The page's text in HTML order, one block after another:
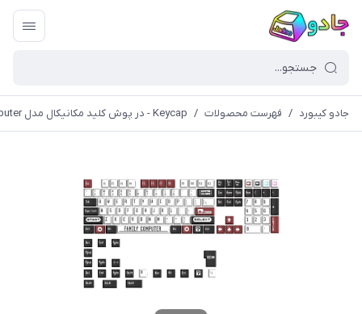
جادو کیبورد / فهرست محصولات / Keycap - در پوش کلید مکانیکال مدل Retro Family Computer (کیکپ)